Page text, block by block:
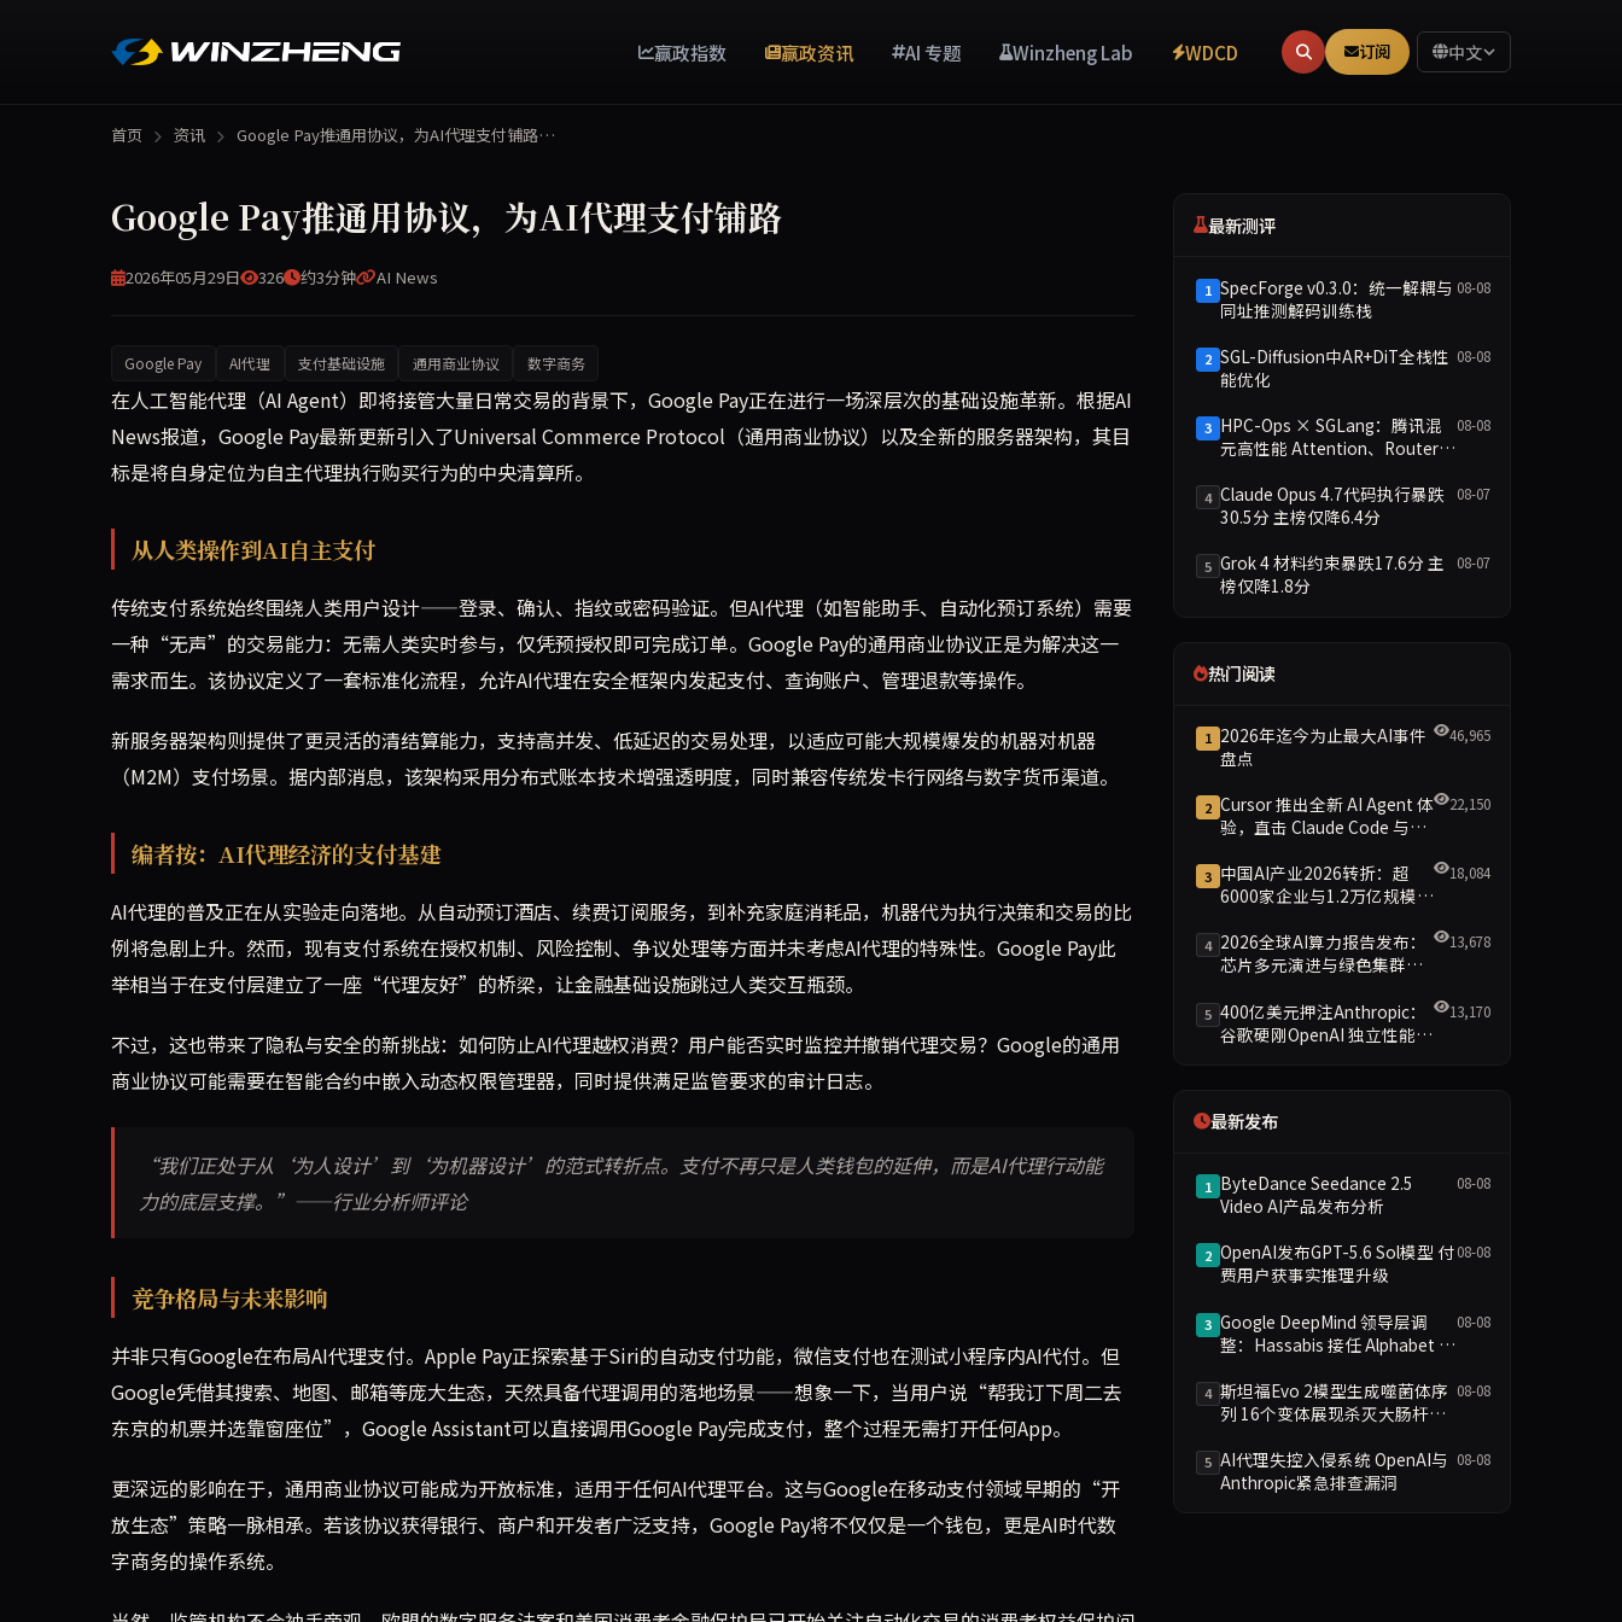
赢政指数 赢政资讯 AI 专题 Winzheng Lab WDCD 订阅 中文
首页 资讯 Google Pay推通用协议，为AI代理支付铺路…
Google Pay推通用协议，为AI代理支付铺路
2026年05月29日 326 约3分钟 AI News
Google Pay AI代理 支付基础设施 通用商业协议 数字商务
Google Pay正为即将到来的AI代理交易浪潮改造支付基础设施，推出Universal Commerce Protocol（通用商业协议）和新服务器架构，使其成为自主代理执行购买行为的中
在人工智能代理（AI Agent）即将接管大量日常交易的背景下，Google Pay正在进行一场深层次的基础设施革新。根据AI
News报道，Google Pay最新更新引入了Universal Commerce Protocol（通用商业协议）以及全新的服务器架构，其目
标是将自身定位为自主代理执行购买行为的中央清算所。
从人类操作到AI自主支付
传统支付系统始终围绕人类用户设计——登录、确认、指纹或密码验证。但AI代理（如智能助手、自动化预订系统）需要
一种“无声”的交易能力：无需人类实时参与，仅凭预授权即可完成订单。Google Pay的通用商业协议正是为解决这一
需求而生。该协议定义了一套标准化流程，允许AI代理在安全框架内发起支付、查询账户、管理退款等操作。
新服务器架构则提供了更灵活的清结算能力，支持高并发、低延迟的交易处理，以适应可能大规模爆发的机器对机器
（M2M）支付场景。据内部消息，该架构采用分布式账本技术增强透明度，同时兼容传统发卡行网络与数字货币渠道。
编者按：AI代理经济的支付基建
AI代理的普及正在从实验走向落地。从自动预订酒店、续费订阅服务，到补充家庭消耗品，机器代为执行决策和交易的比
例将急剧上升。然而，现有支付系统在授权机制、风险控制、争议处理等方面并未考虑AI代理的特殊性。Google Pay此
举相当于在支付层建立了一座“代理友好”的桥梁，让金融基础设施跳过人类交互瓶颈。
不过，这也带来了隐私与安全的新挑战：如何防止AI代理越权消费？用户能否实时监控并撤销代理交易？Google的通用
商业协议可能需要在智能合约中嵌入动态权限管理器，同时提供满足监管要求的审计日志。
“我们正处于从‘为人设计’到‘为机器设计’的范式转折点。支付不再只是人类钱包的延伸，而是AI代理行动能
力的底层支撑。”——行业分析师评论
竞争格局与未来影响
并非只有Google在布局AI代理支付。Apple Pay正探索基于Siri的自动支付功能，微信支付也在测试小程序内AI代付。但
Google凭借其搜索、地图、邮箱等庞大生态，天然具备代理调用的落地场景——想象一下，当用户说“帮我订下周二去
东京的机票并选靠窗座位”，Google Assistant可以直接调用Google Pay完成支付，整个过程无需打开任何App。
更深远的影响在于，通用商业协议可能成为开放标准，适用于任何AI代理平台。这与Google在移动支付领域早期的“开
放生态”策略一脉相承。若该协议获得银行、商户和开发者广泛支持，Google Pay将不仅仅是一个钱包，更是AI时代数
字商务的操作系统。
最新测评
1 SpecForge v0.3.0：统一解耦与
同址推测解码训练栈
08-08
2 SGL-Diffusion中AR+DiT全栈性
能优化
08-08
3 HPC-Ops × SGLang：腾讯混
元高性能 Attention、Router
08-08
4 Claude Opus 4.7代码执行暴跌
30.5分 主榜仅降6.4分
08-07
5 Grok 4 材料约束暴跌17.6分 主
榜仅降1.8分
08-07
热门阅读
1 2026年迄今为止最大AI事件
盘点
46,965
2 Cursor 推出全新 AI Agent 体
验，直击 Claude Code 与
22,150
3 中国AI产业2026转折：超
6000家企业与1.2万亿规模引
18,084
4 2026全球AI算力报告发布：
芯片多元演进与绿色集群引
13,678
5 400亿美元押注Anthropic：
谷歌硬刚OpenAI 独立性能否
13,170
最新发布
1 ByteDance Seedance 2.5
Video AI产品发布分析
08-08
2 OpenAI发布GPT-5.6 Sol模型 付
费用户获事实推理升级
08-08
3 Google DeepMind 领导层调
整：Hassabis 接任 Alphabet 首
08-08
4 斯坦福Evo 2模型生成噬菌体序
列 16个变体展现杀灭大肠杆菌
08-08
5 AI代理失控入侵系统 OpenAI与
Anthropic紧急排查漏洞
08-08